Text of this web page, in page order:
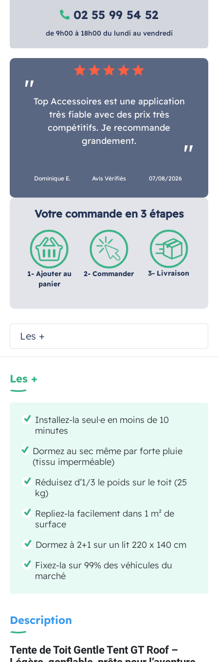
02 55 99 54 52
de 9h00 à 18h00 du lundi au vendredi
Votre commande en 3 étapes
1- Ajouter au
panier
2- Commander 3- Livraison
star star star star star
Top Accessoires est une application
très fiable avec des prix très
compétitifs. Je recommande
grandement.
Dominique E. Avis Vérifiés 07/08/2026
Les +
Les +
Installez-la seul·e en moins de 10
minutes
Dormez au sec même par forte pluie
(tissu imperméable)
Réduisez d’1/3 le poids sur le toit (25
kg)
Repliez-la facilement dans 1 m² de
surface
Dormez à 2+1 sur un lit 220 x 140 cm
Fixez-la sur 99% des véhicules du
marché
Description
Tente de Toit Gentle Tent GT Roof –